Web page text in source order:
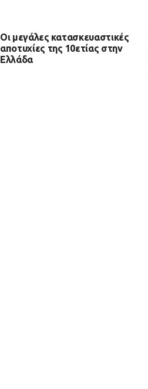
Οι μεγάλες κατασκευαστικές
αποτυχίες της 10ετίας στην
Ελλάδα